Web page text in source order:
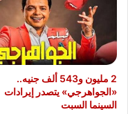
2 مليون و543 ألف جنيه..
«الجواهرجي» يتصدر إيرادات
السينما السبت